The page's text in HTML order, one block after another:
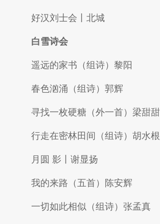
好汉刘士会丨北城
白雪诗会
遥远的家书（组诗）黎阳
春色汹涌（组诗）郭辉
寻找一枚硬糖（外一首）梁甜甜
行走在密林田间（组诗）胡水根
月圆 影丨谢显扬
我的来路（五首）陈安辉
一切如此相似（组诗）张孟真